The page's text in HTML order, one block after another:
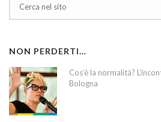
NON PERDERTI…
Cos’è la normalità?
Bologna